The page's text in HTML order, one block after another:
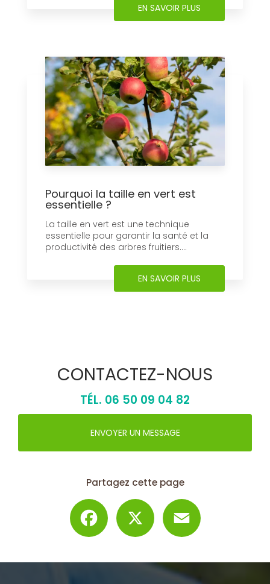
EN SAVOIR PLUS
Pourquoi la taille en vert est
essentielle ?
La taille en vert est une technique
essentielle pour garantir la santé et la
productivité des arbres fruitiers....
EN SAVOIR PLUS
CONTACTEZ-NOUS
TÉL. 06 50 09 04 82
ENVOYER UN MESSAGE
Partagez cette page
Facebook